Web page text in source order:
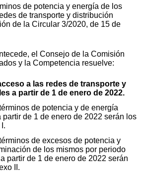
de potencia y energía de los
de transporte y distribución
de la Circular 3/2020, de 15 de
el Consejo de la Comisión
y la Competencia resuelve:
a las redes de transporte y
a partir de 1 de enero de 2022.
de potencia y de energía
de 1 de enero de 2022 serán los
de excesos de potencia y
de los mismos por periodo
partir de 1 de enero de 2022 serán
II.